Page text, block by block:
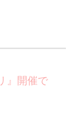
』開催で